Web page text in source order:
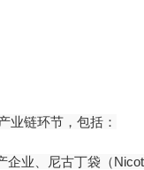
业链环节，包括：
业、尼古丁袋（